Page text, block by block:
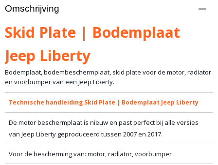
Productcode
10-1178
Bruto gewicht
20,00 Kg
Omschrijving
Skid Plate | Bodemplaat
Jeep Liberty
Bodemplaat, bodembeschermplaat, skid plate voor de motor, radiator
en voorbumper van een Jeep Liberty.
Technische handleiding Skid Plate | Bodemplaat Jeep Liberty
De motor beschermplaat is nieuw en past perfect bij alle versies
van Jeep Liberty geproduceerd tussen 2007 en 2017.
Voor de bescherming van: motor, radiator, voorbumper